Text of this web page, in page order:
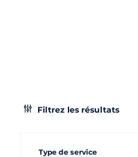
Filtrez les résultats
Type de service